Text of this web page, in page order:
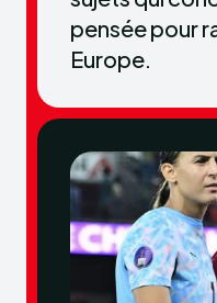
pensée pour
Europe.